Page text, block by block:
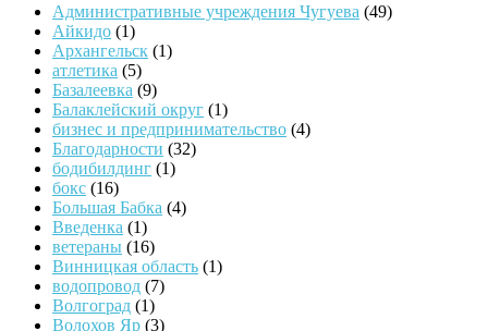
Административные учреждения Чугуева (49)
Айкидо (1)
Архангельск (1)
атлетика (5)
Базалеевка (9)
Балаклейский округ (1)
бизнес и предпринимательство (4)
Благодарности (32)
бодибилдинг (1)
бокс (16)
Большая Бабка (4)
Введенка (1)
ветераны (16)
Винницкая область (1)
водопровод (7)
Волгоград (1)
Волохов Яр (3)